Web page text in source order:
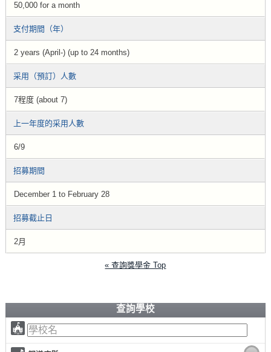
50,000 for a month
支付期間（年）
2 years (April-) (up to 24 months)
采用（預訂）人數
7程度 (about 7)
上一年度的采用人數
6/9
招募期間
December 1 to February 28
招募截止日
2月
« 查詢獎學金 Top
查詢學校